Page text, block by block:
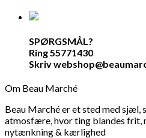
SPØRGSMÅL?
Ring 55771430
Skriv
Om Beau Marché
Beau Marché er et sted med sjæl,
atmosfære, hvor ting blandes frit,
nytænkning & kærlighed